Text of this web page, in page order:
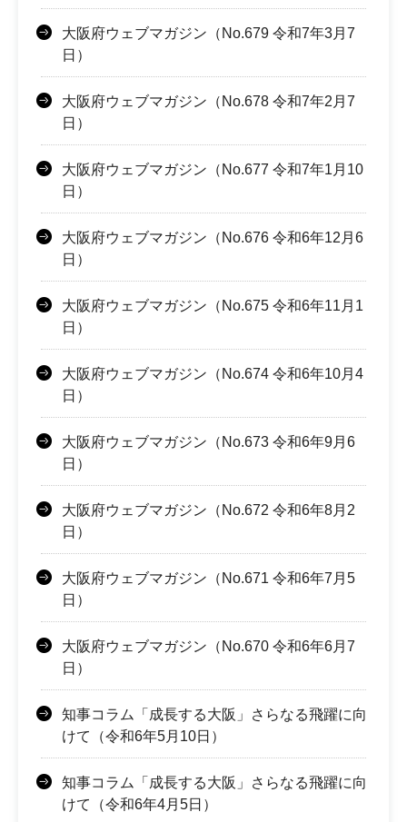
大阪府ウェブマガジン（No.679 令和7年3月7
日）
大阪府ウェブマガジン（No.678 令和7年2月7
日）
大阪府ウェブマガジン（No.677 令和7年1月10
日）
大阪府ウェブマガジン（No.676 令和6年12月6
日）
大阪府ウェブマガジン（No.675 令和6年11月1
日）
大阪府ウェブマガジン（No.674 令和6年10月4
日）
大阪府ウェブマガジン（No.673 令和6年9月6
日）
大阪府ウェブマガジン（No.672 令和6年8月2
日）
大阪府ウェブマガジン（No.671 令和6年7月5
日）
大阪府ウェブマガジン（No.670 令和6年6月7
日）
知事コラム「成長する大阪」さらなる飛躍に向
けて（令和6年5月10日）
知事コラム「成長する大阪」さらなる飛躍に向
けて（令和6年4月5日）